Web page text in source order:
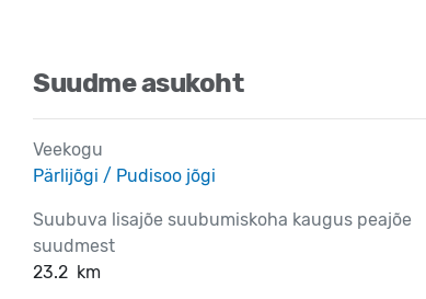
Suudme asukoht
Veekogu
Pärlijõgi / Pudisoo jõgi
Suubuva lisajõe suubumiskoha kaugus peajõe
suudmest
23.2 km